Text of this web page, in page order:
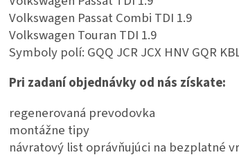
Volkswagen Passat Combi TDI 1.9
Volkswagen Touran TDI 1.9
Symboly polí: GQQ JCR JCX HNV GQR
Pri zadaní objednávky od nás získate:
regenerovaná prevodovka
montážne tipy
návratový list oprávňujúci na bezplatné